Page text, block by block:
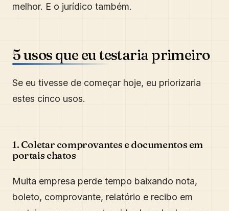
melhor. E o jurídico também.
5 usos que eu testaria primeiro
Se eu tivesse de começar hoje, eu priorizaria
estes cinco usos.
1. Coletar comprovantes e documentos em
portais chatos
Muita empresa perde tempo baixando nota,
boleto, comprovante, relatório e recibo em